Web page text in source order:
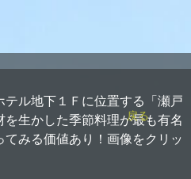
ル地下１Ｆに位置する「瀬戸
生かした季節料理が最も有名
みる価値あり！画像をクリッ
戻る